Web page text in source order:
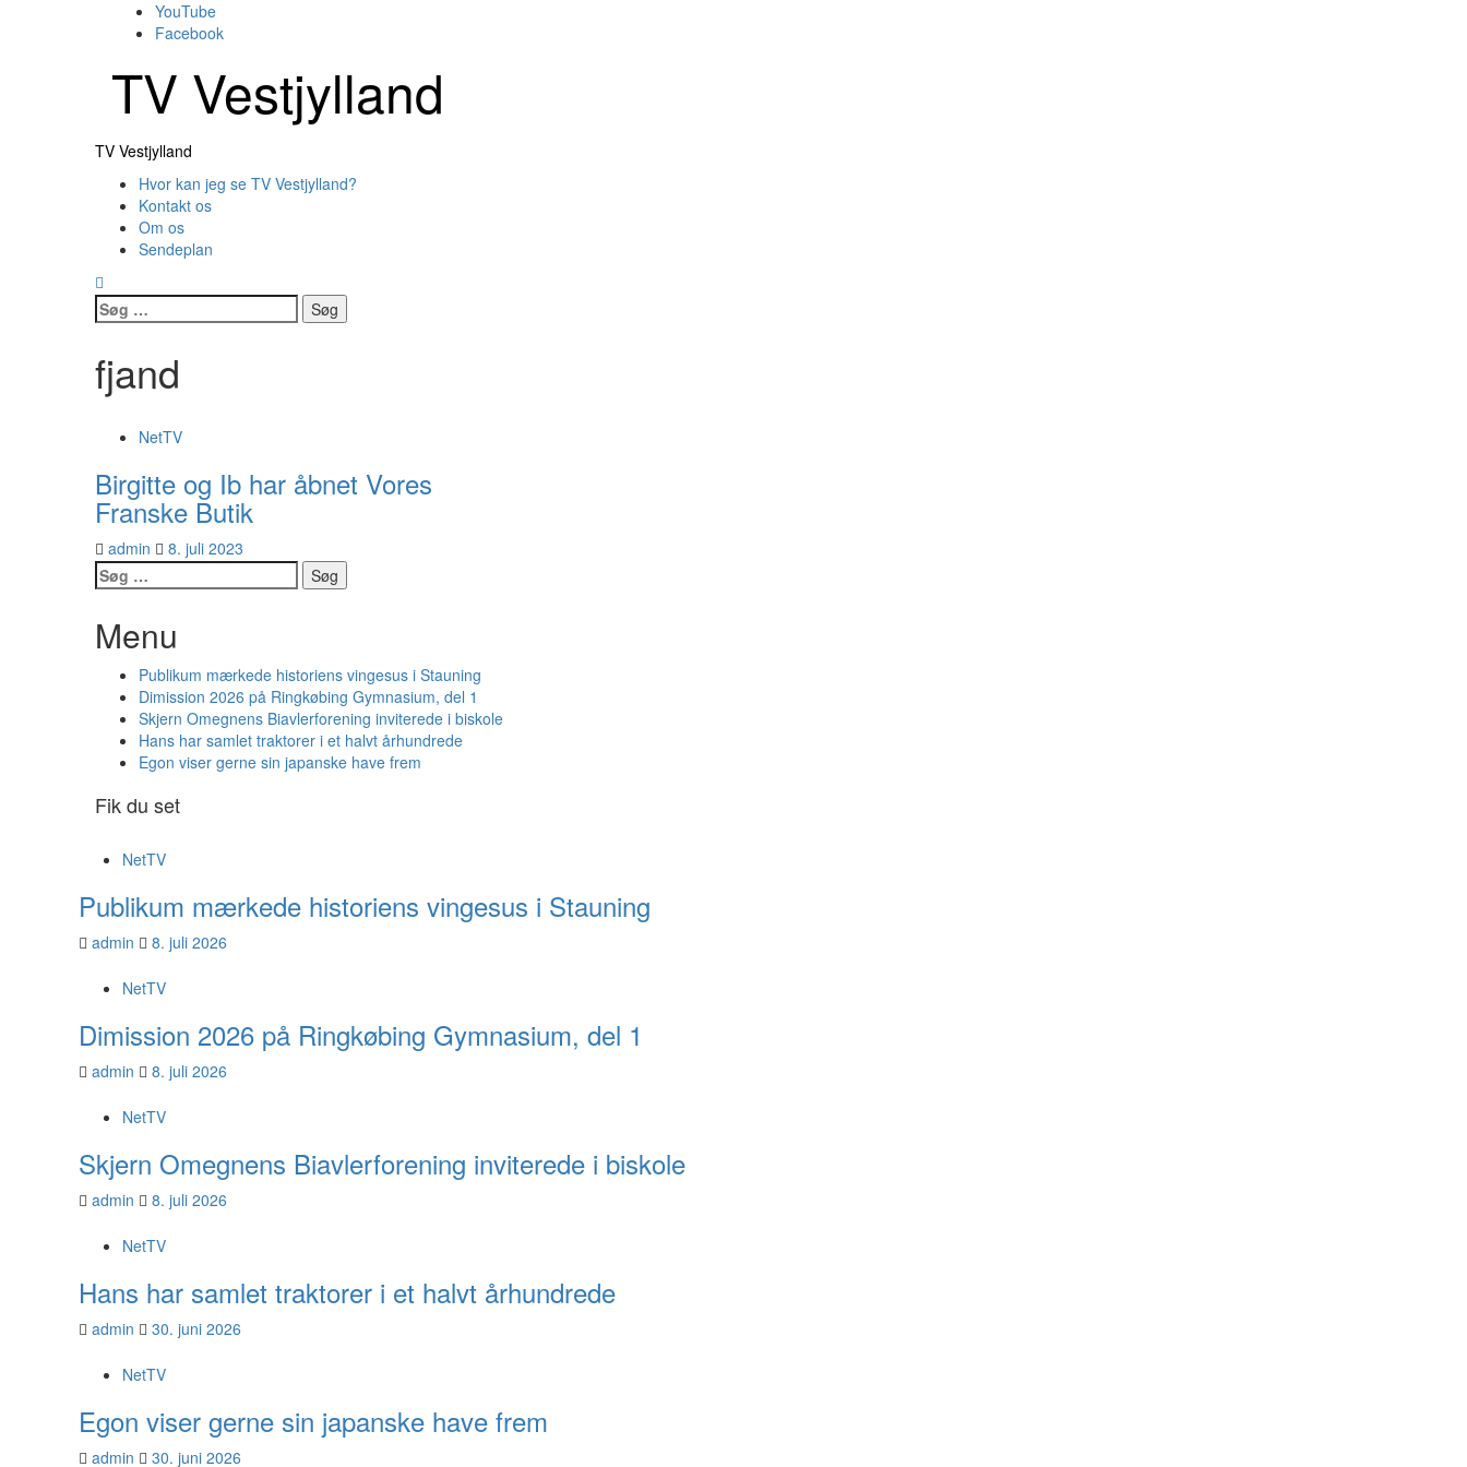
YouTube
Facebook
TV Vestjylland
Primary
TV Vestjylland
Hvor kan jeg se TV Vestjylland?
Kontakt os
Om os
Sendeplan
Søg
efter:
fjand
NetTV
Birgitte og Ib har åbnet Vores
Franske Butik
admin
8. juli 2023
Søg
efter:
Menu
Publikum mærkede historiens vingesus i Stauning
Dimission 2026 på Ringkøbing Gymnasium, del 1
Skjern Omegnens Biavlerforening inviterede i biskole
Hans har samlet traktorer i et halvt århundrede
Egon viser gerne sin japanske have frem
Fik du set
NetTV
Publikum mærkede historiens vingesus i Stauning
admin 8. juli 2026
NetTV
Dimission 2026 på Ringkøbing Gymnasium, del 1
admin 8. juli 2026
NetTV
Skjern Omegnens Biavlerforening inviterede i biskole
admin 8. juli 2026
NetTV
Hans har samlet traktorer i et halvt århundrede
admin 30. juni 2026
NetTV
Egon viser gerne sin japanske have frem
admin 30. juni 2026